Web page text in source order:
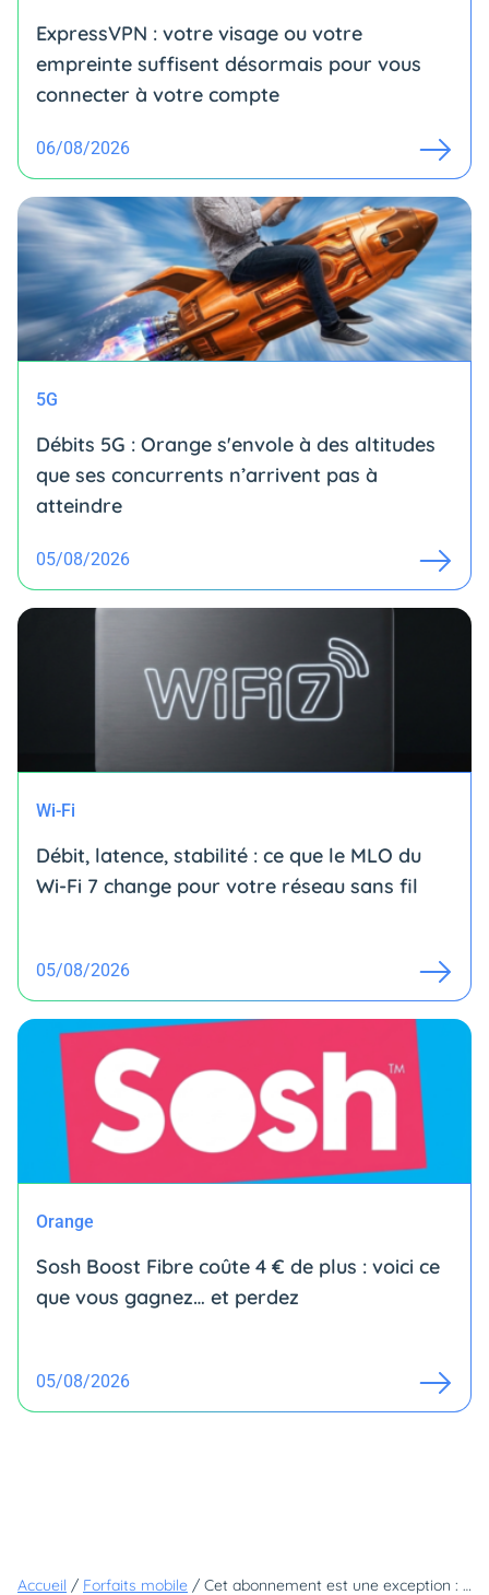
ExpressVPN : votre visage ou votre
empreinte suffisent désormais pour vous
connecter à votre compte
06/08/2026
5G
Débits 5G : Orange s'envole à des altitudes
que ses concurrents n’arrivent pas à
atteindre
05/08/2026
Wi-Fi
Débit, latence, stabilité : ce que le MLO du
Wi-Fi 7 change pour votre réseau sans fil
05/08/2026
Orange
Sosh Boost Fibre coûte 4 € de plus : voici ce
que vous gagnez… et perdez
05/08/2026
Accueil / Forfaits mobile / Cet abonnement est une exception : c'est le seul forfait illimité à moins de 5€qui résiste à la hausse des prix